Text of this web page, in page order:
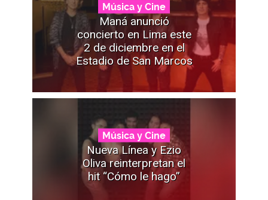
Música y Cine
Maná anunció
concierto en Lima este
2 de diciembre en el
Estadio de San Marcos
Música y Cine
Nueva Línea y Ezio
Oliva reinterpretan el
hit “Cómo le hago”